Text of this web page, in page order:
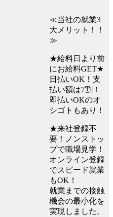
≪当社の就業3
大メリット！！
≫
★給料日より前
にお給料GET★
日払いOK！支
払い額は7割！
即払いOKのオ
シゴトもあり！
★来社登録不
要！ノンストッ
プで職場見学！
オンライン登録
でスピード就業
もOK！
就業までの接触
機会の最小化を
実現しました。